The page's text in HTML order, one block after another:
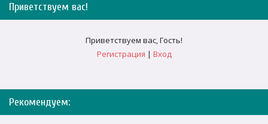
Приветствуем вас!
Приветствуем вас,Гость!
Регистрация | Вход
Рекомендуем: